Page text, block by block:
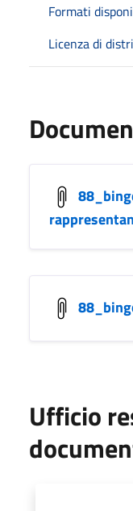
Formati
Licenza di
Ufficio